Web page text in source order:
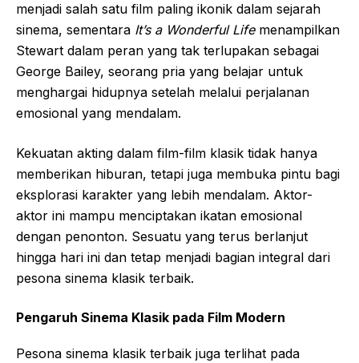
menjadi salah satu film paling ikonik dalam sejarah
sinema, sementara It’s a Wonderful Lifemenampilkan
Stewart dalam peran yang tak terlupakan sebagai
George Bailey, seorang pria yang belajar untuk
menghargai hidupnya setelah melalui perjalanan
emosional yang mendalam.
Kekuatan akting dalam film-film klasik tidak hanya
memberikan hiburan, tetapi juga membuka pintu bagi
eksplorasi karakter yang lebih mendalam. Aktor-
aktor ini mampu menciptakan ikatan emosional
dengan penonton. Sesuatu yang terus berlanjut
hingga hari ini dan tetap menjadi bagian integral dari
pesona sinema klasik terbaik.
Pengaruh Sinema Klasik pada Film Modern
Pesona sinema klasik terbaik juga terlihat pada